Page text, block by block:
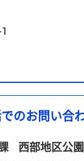
のお問い合
西部地区公